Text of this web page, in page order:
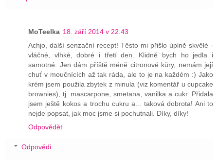
MoTeelka 18. září 2014 v 22:43
Achjo, další senzační recept! Těsto mi přišlo úplně skvělé -
vláčné, vlhké, dobré i třetí den. Klidně bych ho jedla i
samotné. Jen dám příště méně citronové kůry, nemám její
chuť v moučnících až tak ráda, ale to je na každém :) Jako
krém jsem použila zbytek z minula (viz komentář u cupcake
brownies), tj. mascarpone, smetana, vanilka a cukr. Přidala
jsem ještě kokos a trochu cukru a... taková dobrota! Ani to
nejde popsat, jak moc jsme si pochutnali. Díky, díky!
Odpovědět
Odpovědi